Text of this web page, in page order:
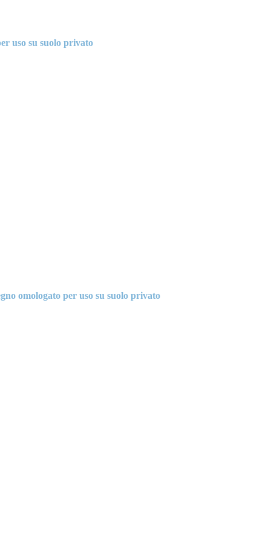
uso su suolo privato
omologato per uso su suolo privato